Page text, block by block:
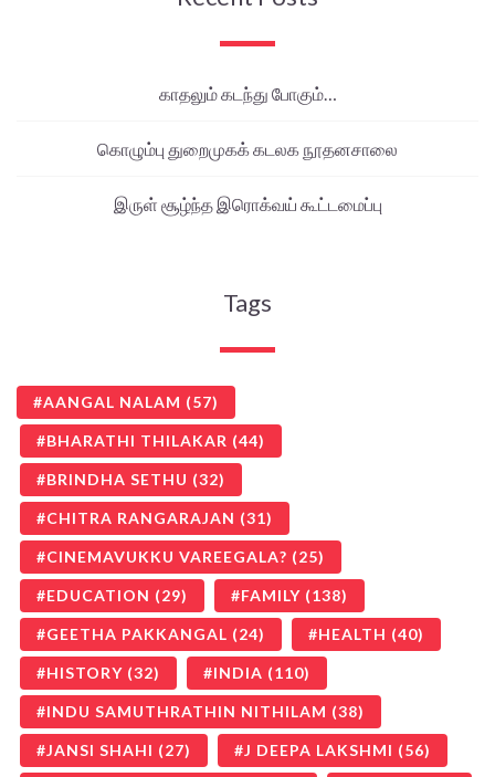
காதலும் கடந்து போகும்…
கொழும்பு துறைமுகக் கடலக நூதனசாலை
இருள் சூழ்ந்த இரொக்வய் கூட்டமைப்பு
Tags
AANGAL NALAM (57)
BHARATHI THILAKAR (44)
BRINDHA SETHU (32)
CHITRA RANGARAJAN (31)
CINEMAVUKKU VAREEGALA? (25)
EDUCATION (29) FAMILY (138)
GEETHA PAKKANGAL (24) HEALTH (40)
HISTORY (32) INDIA (110)
INDU SAMUTHRATHIN NITHILAM (38)
JANSI SHAHI (27) J DEEPA LAKSHMI (56)